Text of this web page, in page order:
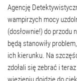
Agencję
wampirzych mocy
(dosłownie!) do przodu
będą stanowiły
ich kierunku. Na
zdołali się zebrać i